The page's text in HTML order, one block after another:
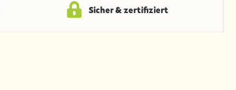
Sicher & zertifiziert